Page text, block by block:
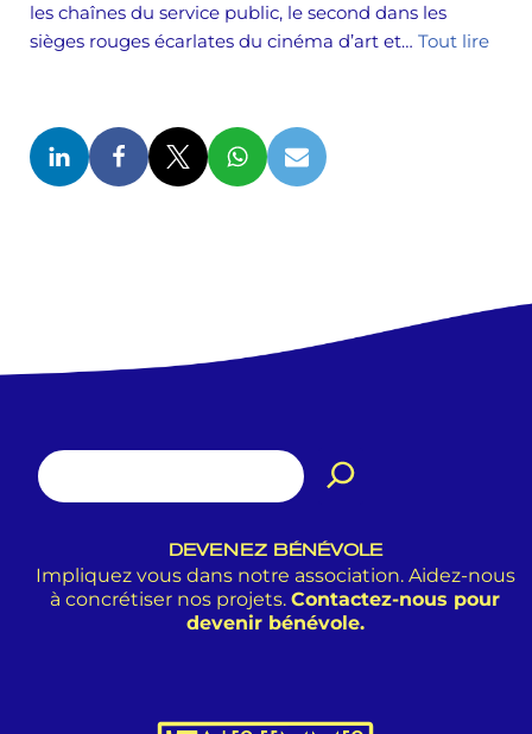
les chaînes du service public, le second dans les
sièges rouges écarlates du cinéma d’art et… Tout lire
DEVENEZ BÉNÉVOLE
Impliquez vous dans notre association. Aidez-nous
à concrétiser nos projets. Contactez-nous pour
devenir bénévole.